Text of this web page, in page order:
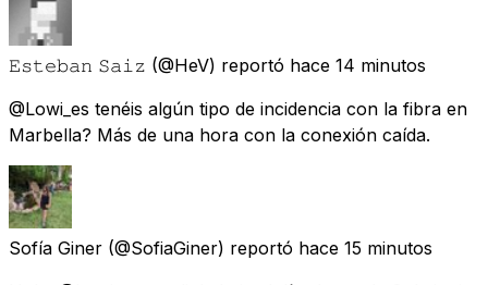
𝙴𝚜𝚝𝚎𝚋𝚊𝚗 𝚂𝚊𝚒𝚣 (@HeV) reportó hace 14 minutos
@Lowi_es tenéis algún tipo de incidencia con la fibra en
Marbella? Más de una hora con la conexión caída.
Sofía Giner (@SofiaGiner) reportó hace 15 minutos